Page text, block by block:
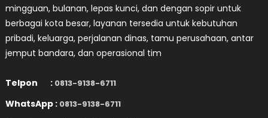
mingguan, bulanan, lepas kunci, dan dengan sopir untuk
berbagai kota besar, layanan tersedia untuk kebutuhan
pribadi, keluarga, perjalanan dinas, tamu perusahaan, antar
jemput bandara, dan operasional tim
Telpon : 0813-9138-6711
WhatsApp : 0813-9138-6711